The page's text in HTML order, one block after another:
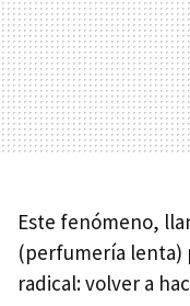
Este fenómeno,
(perfumería lenta)
radical: volver a